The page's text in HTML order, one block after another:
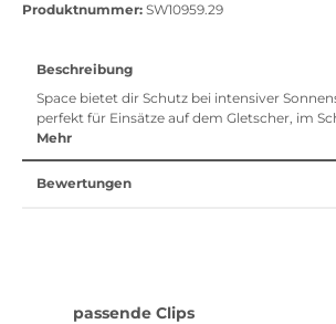
Produktnummer: SW10959.29
Beschreibung
Space bietet dir Schutz bei intensiver
perfekt für Einsätze auf dem Gletscher, im
Mehr
Bewertungen
Produktgalerie überspringen
passende Clips